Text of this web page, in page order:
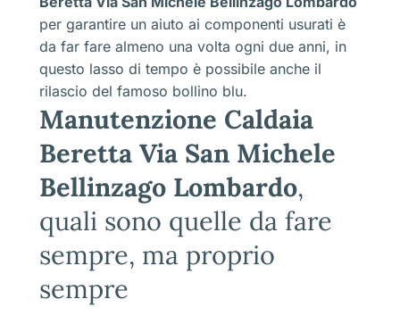
per garantire un aiuto ai componenti usurati è
da far fare almeno una volta ogni due anni, in
questo lasso di tempo è possibile anche il
rilascio del famoso bollino blu.
Manutenzione Caldaia
Beretta Via San Michele
Bellinzago Lombardo,
quali sono quelle da fare
sempre, ma proprio
sempre